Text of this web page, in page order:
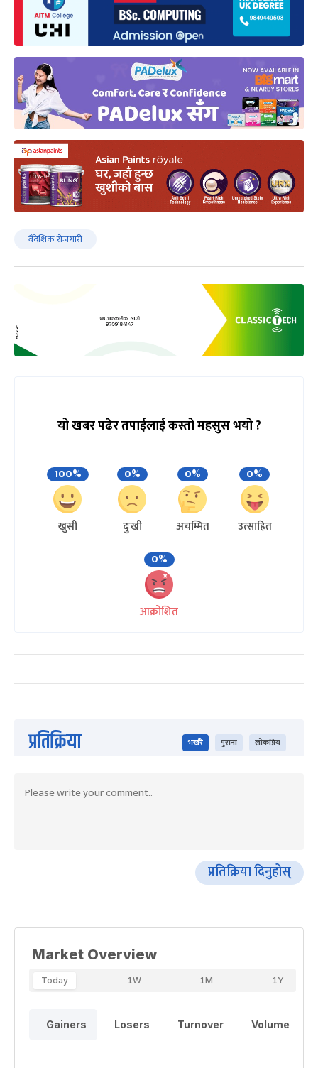
वैदेशिक रोजगारी
यो खबर पढेर तपाईलाई कस्तो महसुस भयो ?
100%
खुसी
0%
दुःखी
0%
अचम्मित
0%
उत्साहित
0%
आक्रोशित
प्रतिक्रिया भर्खरै पुराना लोकप्रिय
प्रतिक्रिया दिनुहोस्